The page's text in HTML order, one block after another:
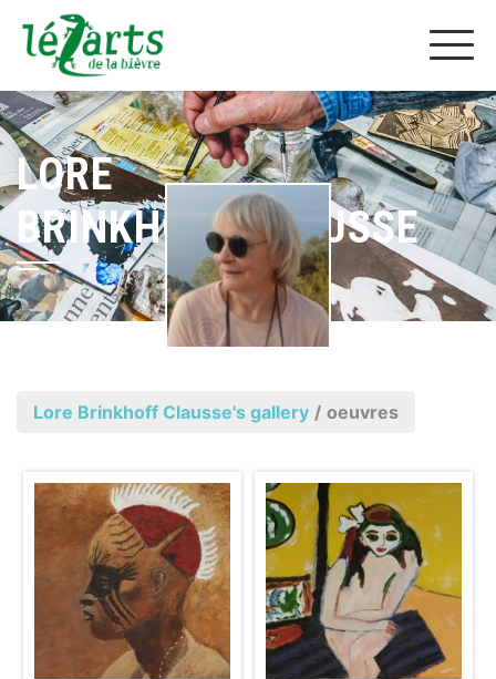
LORE
BRINKHOFF CLAUSSE
Lore Brinkhoff Clausse's gallery / oeuvres